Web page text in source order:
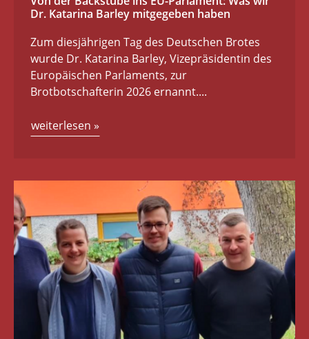
Dr. Katarina Barley mitgegeben haben
Zum diesjährigen Tag des Deutschen Brotes
wurde Dr. Katarina Barley, Vizepräsidentin des
Europäischen Parlaments, zur
Brotbotschafterin 2026 ernannt....
weiterlesen »